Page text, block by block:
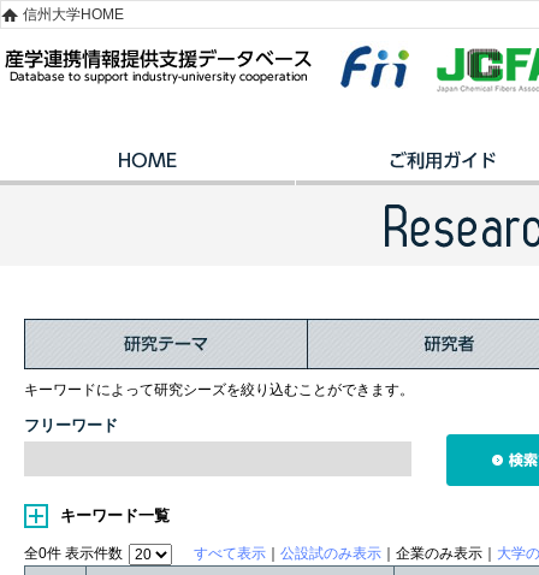
信州大学HOME
キーワードによって研究シーズを絞り込むことができます。
フリーワード
キーワード一覧
全0件 表示件数 すべて表示 公設試のみ表示 ｜企業のみ表示｜ 大学